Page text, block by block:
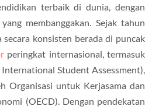
terbaik di dunia, dengan
membanggakan. Sejak tahun
secara konsisten berada di puncak
peringkat internasional, termasuk
Student Assessment),
Organisasi untuk Kerjasama dan
(OECD). Dengan pendekatan